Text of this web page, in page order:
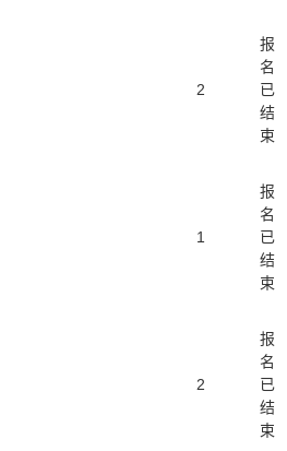
2
报
名
已
结
束
1
报
名
已
结
束
2
报
名
已
结
束